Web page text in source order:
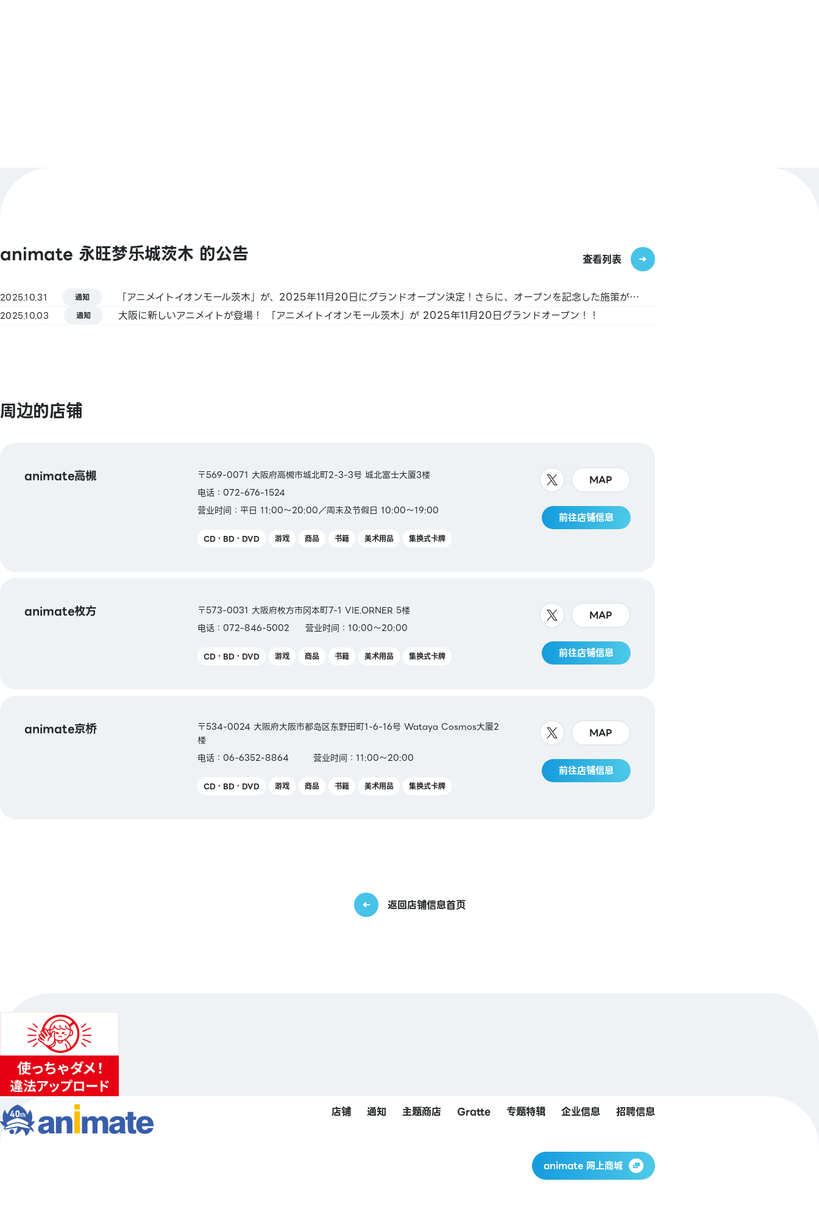
【Smart Code】
Pay／ゆうちょPay／FamiPay／GLN Pay 等
【电子货币】
QUICPay／乐天Edy／WAON／iD
Kitaca／Suica／PASMO／TOICA／manaca／
ICOCA／SUGOCA／nimoca／はやかけん
VISA・JCB 礼品卡／AEON 礼品卡／AEON 商品券
animate 永旺梦乐城茨木 的公告
2025.10.31 通知 「アニメイトイオンモール茨木」が、2025年11月20日にグランドオープン決定！さらに、オープンを記念した施策が盛りだくさん♪
2025.10.03 通知 大阪に新しいアニメイトが登場！ 「アニメイトイオンモール茨木」が 2025年11月20日グランドオープン！！
查看列表
周边的店铺
animate高槻
〒569-0071 大阪府高槻市城北町2-3-3号 城北富士大厦3楼
电话：072-676-1524
营业时间：平日 11:00～20:00／周末及节假日 10:00～19:00
CD・BD・DVD 游戏 商品 书籍 美术用品 集换式卡牌
MAP
前往店铺信息
animate枚方
〒573-0031 大阪府枚方市冈本町7-1 VIE.ORNER 5楼
电话：072-846-5002
营业时间：10:00～20:00
CD・BD・DVD 游戏 商品 书籍 美术用品 集换式卡牌
MAP
前往店铺信息
animate京桥
〒534-0024 大阪府大阪市都岛区东野田町1-6-16号 Wataya Cosmos大厦2
楼
电话：06-6352-8864
营业时间：11:00～20:00
CD・BD・DVD 游戏 商品 书籍 美术用品 集换式卡牌
MAP
前往店铺信息
返回店铺信息首页
店铺 通知 主题商店 Gratte 专题特辑 企业信息 招聘信息
animate 网上商城